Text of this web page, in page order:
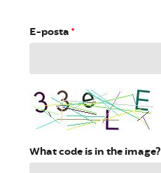
E-posta *
What code is in the image?